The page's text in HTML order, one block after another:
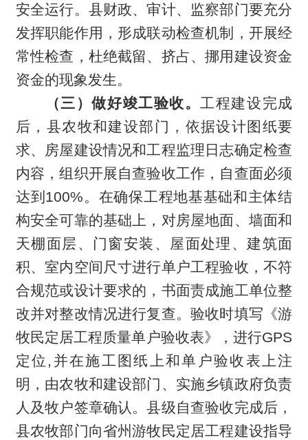
安全运行。县财政、审计、监察部门要充分
发挥职能作用，形成联动检查机制，开展经
常性检查，杜绝截留、挤占、挪用建设资金
资金的现象发生。
（三）做好竣工验收。工程建设完成
后，县农牧和建设部门，依据设计图纸要
求、房屋建设情况和工程监理日志确定检查
内容，组织开展自查验收工作，自查面必须
达到100%。在确保工程地基基础和主体结
构安全可靠的基础上，对房屋地面、墙面和
天棚面层、门窗安装、屋面处理、建筑面
积、室内空间尺寸进行单户工程验收，不符
合规范或设计要求的，书面责成施工单位整
改并对整改情况进行复查。验收时填写《游
牧民定居工程质量单户验收表》，进行GPS
定位,并在施工图纸上和单户验收表上注
明，由农牧和建设部门、实施乡镇政府负责
人及牧户签章确认。县级自查验收完成后，
县农牧部门向省州游牧民定居工程建设指导